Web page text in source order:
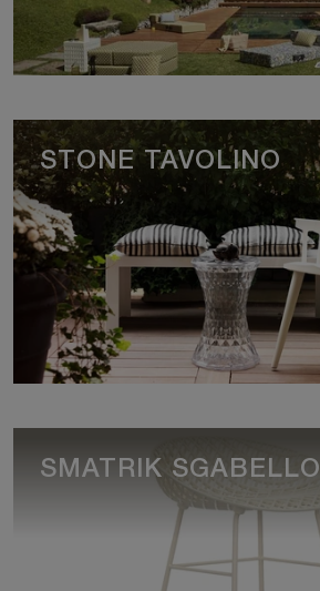
STONE TAVOLINO
SMATRIK SGABELLO